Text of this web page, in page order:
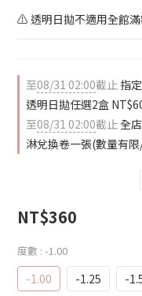
⚠️ 透明日拋不適用全館
至08/31 02:00截止 指
透明日拋任選2盒
至08/31 02:00截止全
淋兌換卷一張(數量有
NT$360
度數 : -1.00
-1.00 -1.25 -